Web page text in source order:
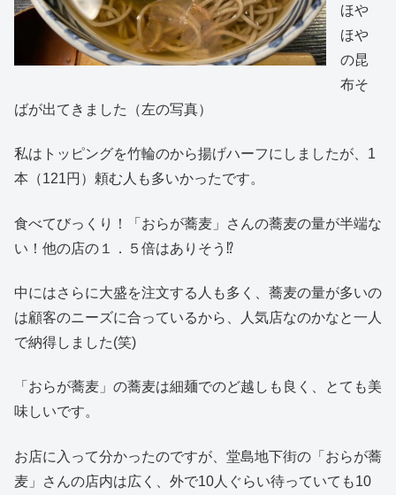
ほや
ほや
の昆
布そ
ばが出てきました（左の写真）
私はトッピングを竹輪のから揚げハーフにしましたが、1
本（121円）頼む人も多いかったです。
食べてびっくり！「おらが蕎麦」さんの蕎麦の量が半端な
い！他の店の１．５倍はありそう⁉
中にはさらに大盛を注文する人も多く、蕎麦の量が多いの
は顧客のニーズに合っているから、人気店なのかなと一人
で納得しました(笑)
「おらが蕎麦」の蕎麦は細麺でのど越しも良く、とても美
味しいです。
お店に入って分かったのですが、堂島地下街の「おらが蕎
麦」さんの店内は広く、外で10人ぐらい待っていても10